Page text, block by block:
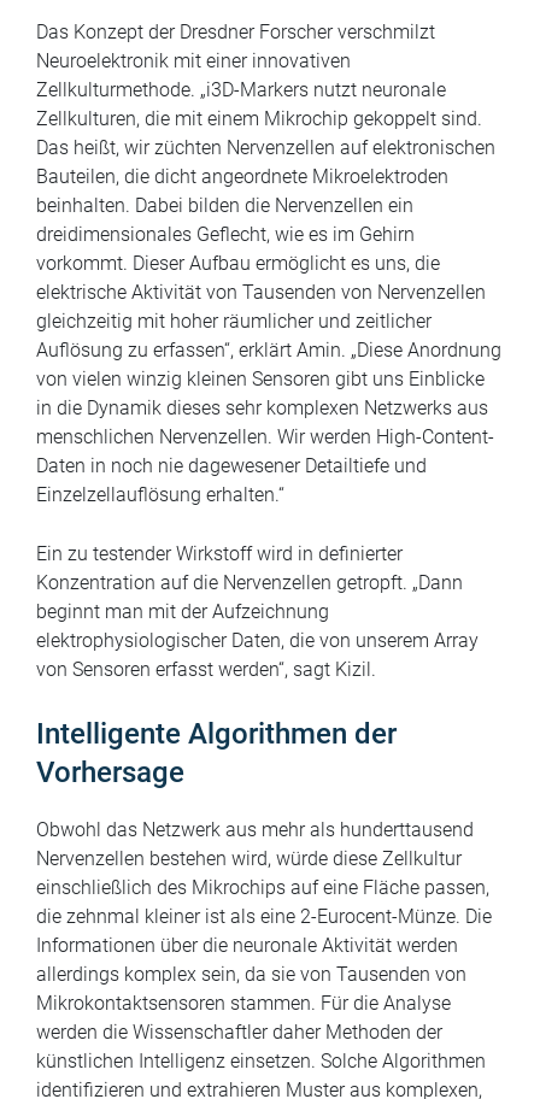
Das Konzept der Dresdner Forscher verschmilzt
Neuroelektronik mit einer innovativen
Zellkulturmethode. „i3D-Markers nutzt neuronale
Zellkulturen, die mit einem Mikrochip gekoppelt sind.
Das heißt, wir züchten Nervenzellen auf elektronischen
Bauteilen, die dicht angeordnete Mikroelektroden
beinhalten. Dabei bilden die Nervenzellen ein
dreidimensionales Geflecht, wie es im Gehirn
vorkommt. Dieser Aufbau ermöglicht es uns, die
elektrische Aktivität von Tausenden von Nervenzellen
gleichzeitig mit hoher räumlicher und zeitlicher
Auflösung zu erfassen“, erklärt Amin. „Diese Anordnung
von vielen winzig kleinen Sensoren gibt uns Einblicke
in die Dynamik dieses sehr komplexen Netzwerks aus
menschlichen Nervenzellen. Wir werden High-Content-
Daten in noch nie dagewesener Detailtiefe und
Ein zu testender Wirkstoff wird in definierter
Konzentration auf die Nervenzellen getropft. „Dann
beginnt man mit der Aufzeichnung
elektrophysiologischer Daten, die von unserem Array
Intelligente Algorithmen der
Vorhersage
Obwohl das Netzwerk aus mehr als hunderttausend
Nervenzellen bestehen wird, würde diese Zellkultur
einschließlich des Mikrochips auf eine Fläche passen,
die zehnmal kleiner ist als eine 2-Eurocent-Münze. Die
Informationen über die neuronale Aktivität werden
allerdings komplex sein, da sie von Tausenden von
Mikrokontaktsensoren stammen. Für die Analyse
werden die Wissenschaftler daher Methoden der
künstlichen Intelligenz einsetzen. Solche Algorithmen